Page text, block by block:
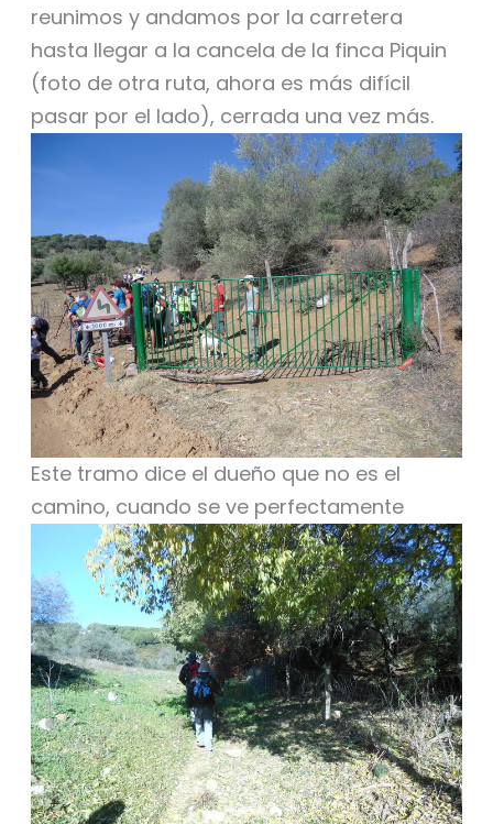
reunimos y andamos por la carretera
hasta llegar a la cancela de la finca Piquin
(foto de otra ruta, ahora es más difícil
pasar por el lado), cerrada una vez más.
Este tramo dice el dueño que no es el
camino, cuando se ve perfectamente